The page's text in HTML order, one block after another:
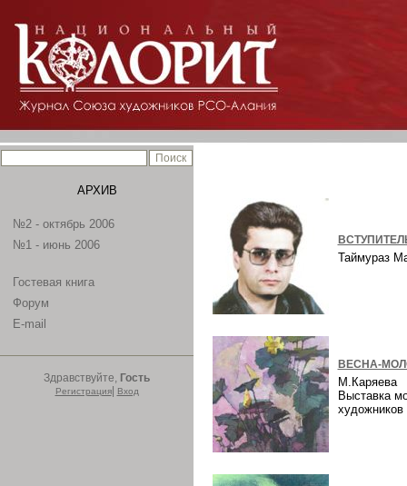
АРХИВ
№2 - октябрь 2006
№1 - июнь 2006
Гостевая книга
Форум
E-mail
Здравствуйте, Гость
Регистрация| Вход
Таймураз
ВЕСНА-
М.Каряева
Выставка